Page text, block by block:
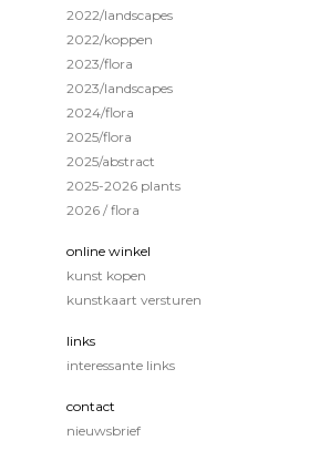
2022/landscapes
2022/koppen
2023/flora
2023/landscapes
2024/flora
2025/flora
2025/abstract
2025-2026 plants
2026 / flora
online winkel
kunst kopen
kunstkaart versturen
links
interessante links
contact
nieuwsbrief